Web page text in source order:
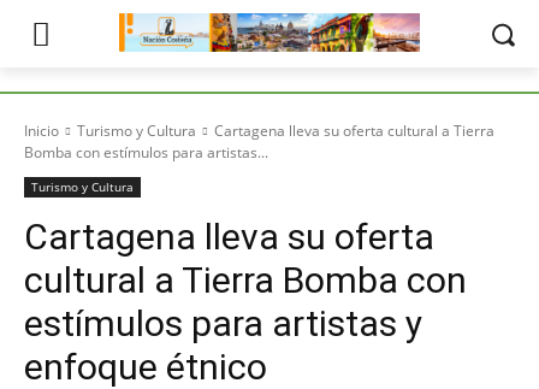
Inicio Turismo y Cultura
Cartagena lleva su oferta cultural a Tierra
Bomba con estímulos para artistas...
Turismo y Cultura
Cartagena lleva su oferta
cultural a Tierra Bomba con
estímulos para artistas y
enfoque étnico